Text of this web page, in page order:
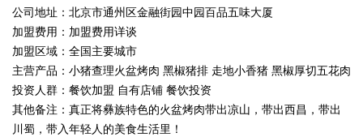
公司地址：北京市通州区金融街园中园百品五味大厦
加盟费用：加盟费用详谈
加盟区域：全国主要城市
主营产品：小猪查理火盆烤肉 黑椒猪排 走地小香猪 黑椒厚切五花肉
投资人群：餐饮加盟 自有店铺 餐饮投资
其他备注：真正将彝族特色的火盆烤肉带出凉山，带出西昌，带出
川蜀，带入年轻人的美食生活里！